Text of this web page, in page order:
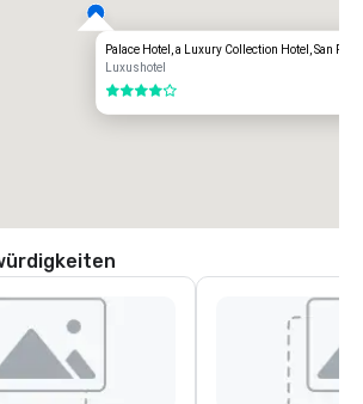
Palace Hotel, a Luxury Collection Hotel, San
Luxushotel
4 von 5